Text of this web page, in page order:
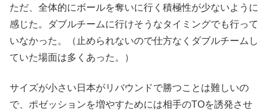
ただ、全体的にボールを奪いに行く積極性が少ないように
感じた。ダブルチームに行けそうなタイミングでも行って
いなかった。（止められないので仕方なくダブルチームし
ていた場面は多くあった。）
サイズが小さい日本がリバウンドで勝つことは難しいの
で、ポゼッションを増やすためには相手のTOを誘発させ